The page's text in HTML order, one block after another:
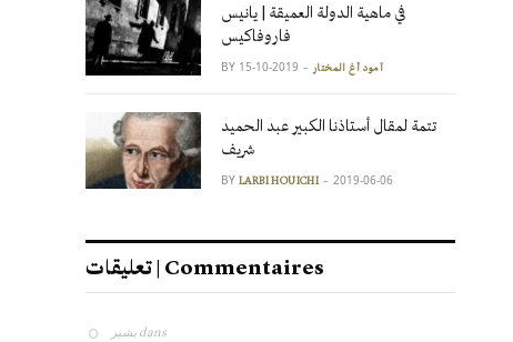
في ماهية الدولة العميقة | يانيس
فاروفاكيس
BY آمود أغ المختار 2019-10-15
تتمة لمقال أستاذنا الكبير عبد الحميد
شريف
BY LARBI HOUICHI 2019-06-06
تعليقات | Commentaires
بشير dans